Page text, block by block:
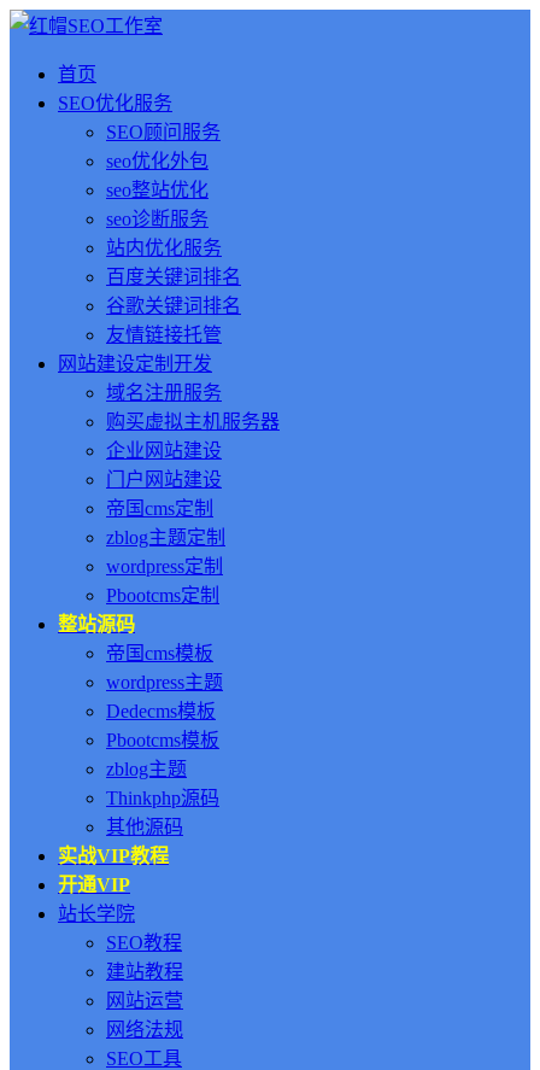
首页
SEO优化服务
SEO顾问服务
seo优化外包
seo整站优化
seo诊断服务
站内优化服务
百度关键词排名
谷歌关键词排名
友情链接托管
网站建设定制开发
域名注册服务
购买虚拟主机服务器
企业网站建设
门户网站建设
帝国cms定制
zblog主题定制
wordpress定制
Pbootcms定制
整站源码
帝国cms模板
wordpress主题
Dedecms模板
Pbootcms模板
zblog主题
Thinkphp源码
其他源码
实战VIP教程
开通VIP
站长学院
SEO教程
建站教程
网站运营
网络法规
SEO工具